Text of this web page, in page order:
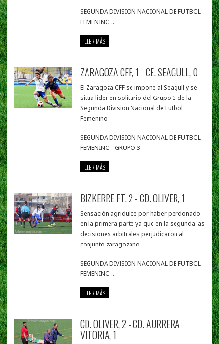
SEGUNDA DIVISION NACIONAL DE FUTBOL
FEMENINO ...
LEER MÁS
ZARAGOZA CFF, 1 - CE. SEAGULL, 0
El Zaragoza CFF se impone al Seagull y se
situa lider en solitario del Grupo 3 de la
Segunda Division Nacional de Futbol
Femenino
SEGUNDA DIVISION NACIONAL DE FUTBOL
FEMENINO - GRUPO 3
LEER MÁS
BIZKERRE FT. 2 - CD. OLIVER, 1
Sensación agridulce por haber perdonado
en la primera parte ya que en la segunda las
decisiones arbitrales perjudicaron al
conjunto zaragozano
SEGUNDA DIVISION NACIONAL DE FUTBOL
FEMENINO ...
LEER MÁS
CD. OLIVER, 2 - CD. AURRERA
VITORIA, 1